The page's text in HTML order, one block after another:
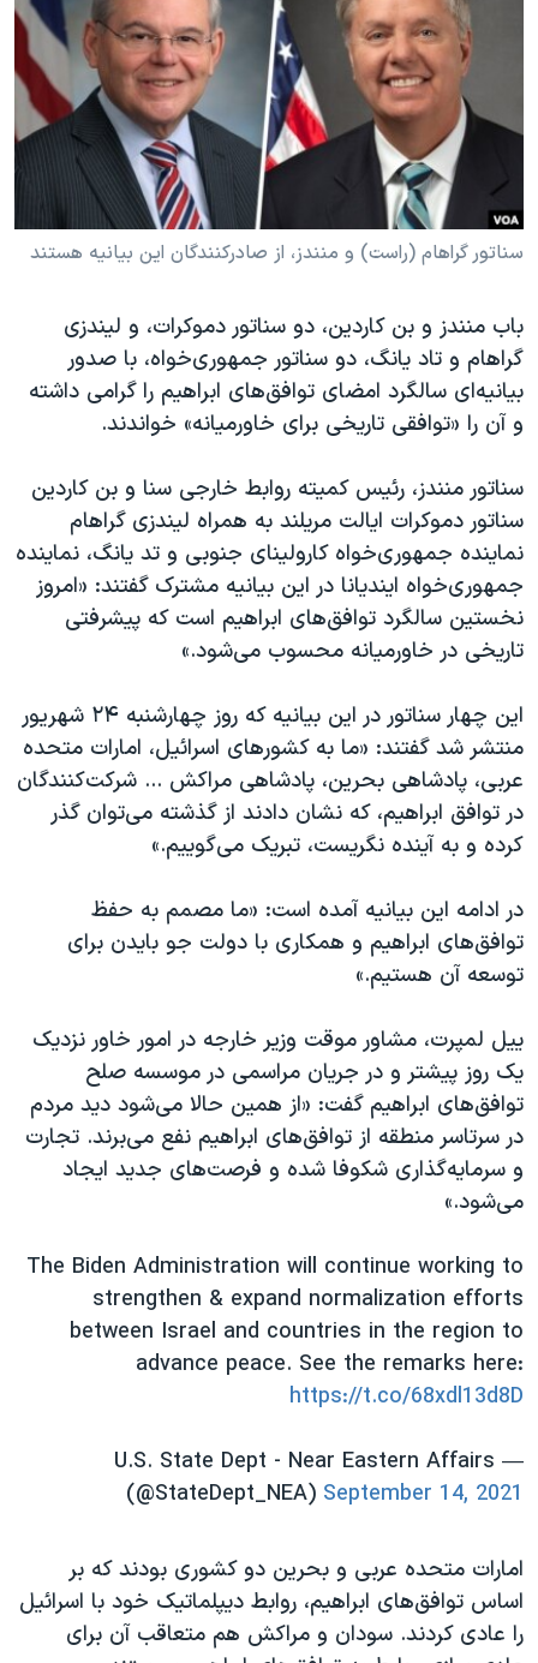
فرهنگ و زندگی
حقوق شهروندی
اقتصادی
علم و فناوری
اسرائیل در جنگ
گالری عکس
مستندها
انتخابات ریاست جمهوری آمریکا ۲۰۲۴
حمله جمهوری اسلامی به اسرائیل
رمز مهسا
ورزش زنان در ایران
اعتراضات زن، زندگی، آزادی
تریبونال مردمی آبان ۹۸
دادگاه حمید نوری
چهل سال گروگان‌گیری
اعتراضات مردمی آبان ۹۸
نرگس محمدی برنده جایزه نوبل صلح
همایش محافظه‌کاران آمریکا «سی‌پک»
سفر پرزیدنت ترامپ به چین
دنبال کنید
زبانهای مختلف
سناتور گراهام (راست)‌ و منندز، از صادرکنندگان این بیانیه هستند
باب منندز و بن کاردین، دو سناتور دموکرات، و لیندزی
گراهام و تاد یانگ، دو سناتور جمهوری‌خواه، با صدور
بیانیه‌‌ای سالگرد امضای توافق‌های ابراهیم را گرامی داشته
و آن را «توافقی تاریخی برای خاورمیانه» خواندند.
سناتور منندز، رئیس کمیته روابط خارجی سنا و بن کاردین
سناتور دموکرات ایالت مریلند به همراه لیندزی گراهام
نماینده جمهوری‌خواه کارولینای جنوبی و تد یانگ، نماینده
جمهوری‌خواه ایندیانا در این بیانیه مشترک گفتند: «امروز
نخستین سالگرد توافق‌های ابراهیم است که پیشرفتی
تاریخی در خاورمیانه محسوب می‌شود.»
این چهار سناتور در این بیانیه که روز چهارشنبه ۲۴ شهریور
منتشر شد گفتند: «ما به کشورهای اسرائیل، امارات متحده
عربی، پادشاهی بحرین، پادشاهی مراکش ... شرکت‌کنندگان
در توافق ابراهیم، که نشان دادند از گذشته می‌توان گذر
کرده و به آینده نگریست، تبریک می‌گوییم.»
در ادامه این بیانیه آمده است: «ما مصمم به حفظ
توافق‌های ابراهیم و همکاری با دولت جو بایدن برای
توسعه آن هستیم.»
ییل لمپرت، مشاور موقت وزیر خارجه در امور خاور نزدیک
یک روز پیشتر و در جریان مراسمی در موسسه صلح
توافق‌های ابراهیم گفت: «از همین حالا می‌شود دید مردم
در سرتاسر منطقه از توافق‌های ابراهیم نفع می‌برند. تجارت
و سرمایه‌گذاری شکوفا شده و فرصت‌های جدید ایجاد
می‌شود.»
The Biden Administration will continue working to
strengthen & expand normalization efforts
between Israel and countries in the region to
advance peace. See the remarks here:
https://t.co/68xdl13d8D
— U.S. State Dept - Near Eastern Affairs
(@StateDept_NEA) September 14, 2021
امارات متحده عربی و بحرین دو کشوری بودند که بر
اساس توافق‌های ابراهیم، روابط دیپلماتیک خود با اسرائیل
را عادی کردند. سودان و مراکش هم متعاقب آن برای